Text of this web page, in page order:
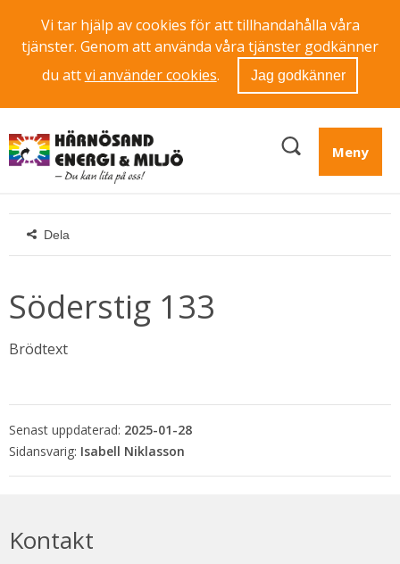
Vi tar hjälp av cookies för att tillhandahålla våra
tjänster. Genom att använda våra tjänster godkänner
du attvi använder cookies. Jag godkänner
Meny
Dela
Söderstig 133
Brödtext
Senast uppdaterad: 2025-01-28
Isabell Niklasson
Kontakt